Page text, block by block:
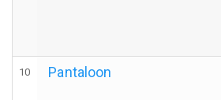
10 Pantaloon